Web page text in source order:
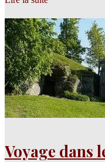
Voyage dans